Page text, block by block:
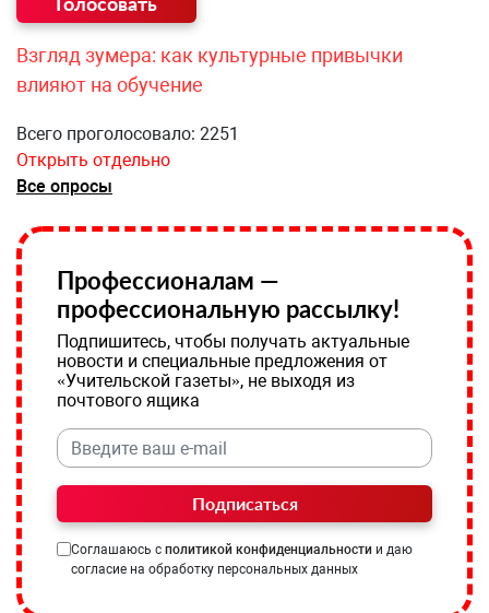
Взгляд зумера: как культурные привычки
влияют на обучение
Всего проголосовало: 2251
Открыть отдельно
Все опросы
Профессионалам —
профессиональную рассылку!
Подпишитесь, чтобы получать актуальные
новости и специальные предложения от
«Учительской газеты», не выходя из
почтового ящика
Подписаться
Соглашаюсь с политикой конфиденциальности и даю
согласие на обработку персональных данных